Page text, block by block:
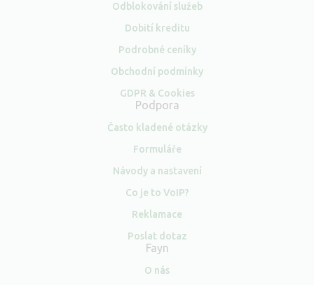
Odblokování služeb
Dobití kreditu
Podrobné ceníky
Obchodní podmínky
GDPR & Cookies
Podpora
Často kladené otázky
Formuláře
Návody a nastavení
Co je to VoIP?
Reklamace
Poslat dotaz
Fayn
O nás